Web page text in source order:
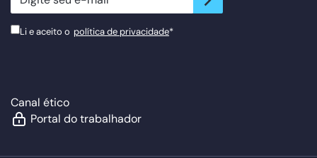
Li e aceito o política de privacidade*
Canal ético
Portal do trabalhador